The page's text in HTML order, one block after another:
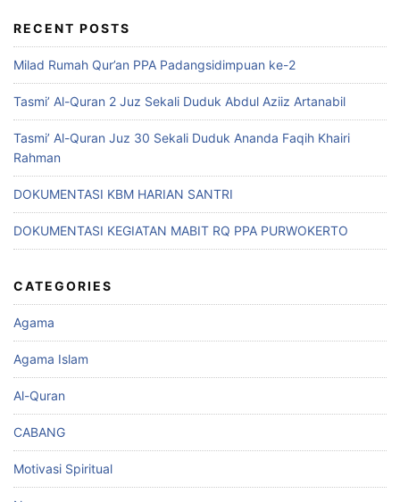
RECENT POSTS
Milad Rumah Qur’an PPA Padangsidimpuan ke-2
Tasmi’ Al-Quran 2 Juz Sekali Duduk Abdul Aziiz Artanabil
Tasmi’ Al-Quran Juz 30 Sekali Duduk Ananda Faqih Khairi
Rahman
DOKUMENTASI KBM HARIAN SANTRI
DOKUMENTASI KEGIATAN MABIT RQ PPA PURWOKERTO
CATEGORIES
Agama
Agama Islam
Al-Quran
CABANG
Motivasi Spiritual